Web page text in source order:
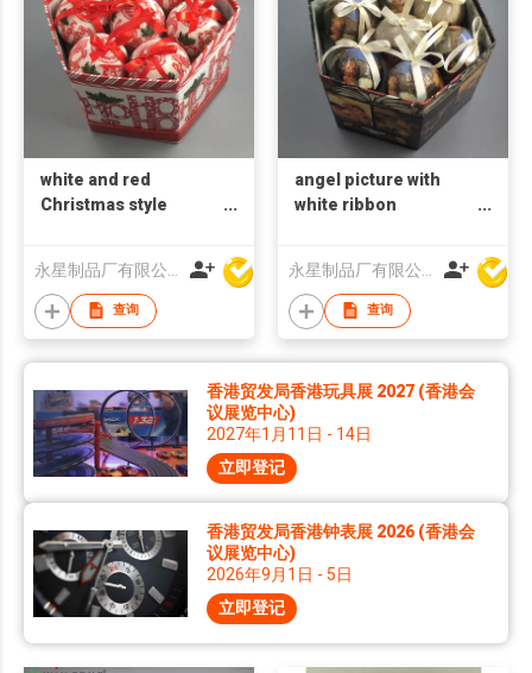
white and red
Christmas style
查询
angel picture with
white ribbon
查询
香港贸发局香港玩具展 2027 (香港会
议展览中心)
2027年1月11日 - 14日
立即登记
香港贸发局香港钟表展 2026 (香港会
议展览中心)
2026年9月1日 - 5日
立即登记